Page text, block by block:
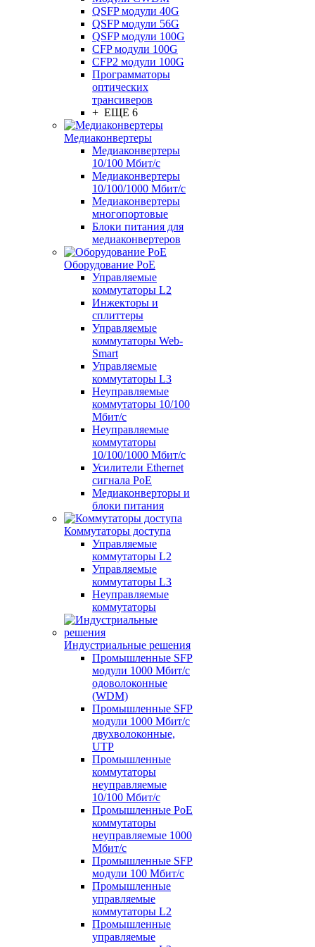
QSFP модули 40G
QSFP модули 56G
QSFP модули 100G
CFP модули 100G
CFP2 модули 100G
Программаторы
оптических
трансиверов
+ ЕЩЕ 6
Медиаконвертеры
Медиаконвертеры
10/100 Мбит/с
Медиаконвертеры
10/100/1000 Мбит/c
Медиаконвертеры
многопортовые
Блоки питания для
медиаконвертеров
Оборудование PoE
Управляемые
коммутаторы L2
Инжекторы и
сплиттеры
Управляемые
коммутаторы Web-
Smart
Управляемые
коммутаторы L3
Неуправляемые
коммутаторы 10/100
Мбит/с
Неуправляемые
коммутаторы
10/100/1000 Мбит/с
Усилители Ethernet
сигнала PoE
Медиаконверторы и
блоки питания
Коммутаторы доступа
Управляемые
коммутаторы L2
Управляемые
коммутаторы L3
Неуправляемые
коммутаторы
Индустриальные решения
Промышленные SFP
модули 1000 Мбит/c
одоволоконные
(WDM)
Промышленные SFP
модули 1000 Мбит/c
двухволоконные,
UTP
Промышленные
коммутаторы
неуправляемые
10/100 Мбит/с
Промышленные PoE
коммутаторы
неуправляемые 1000
Мбит/с
Промышленные SFP
модули 100 Мбит/c
Промышленные
управляемые
коммутаторы L2
Промышленные
управляемые